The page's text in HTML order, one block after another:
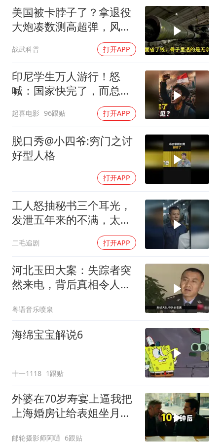
面对面丨蔡磊：与渐冻症抗争 纵使不敌 也不屈服
5万小车卖不动 微型代步车集体遇冷
加沙约14万栋建筑被完全摧毁
从科技创新看开局起步的时与势
美国被卡脖子了？拿退役
大炮凑数测高超弹，风洞
技术落后中国整整一代
战武科普 打开APP
印尼学生万人游行！怒
喊：国家快完了，而总统
起喜电影 96跟贴 打开APP
脱口秀@小四爷:穷门之讨
好型人格
打开APP
工人怒抽秘书三个耳光，
发泄五年来的不满，太解
二毛追剧 打开APP
河北玉田大案：失踪者突
然来电，背后真相令人震
粤语音乐喷泉
海绵宝宝解说6
十一1118 1跟贴
外婆在70岁寿宴上逼我把
上海婚房让给表姐坐月
邮轮摄影师阿嗵 6跟贴